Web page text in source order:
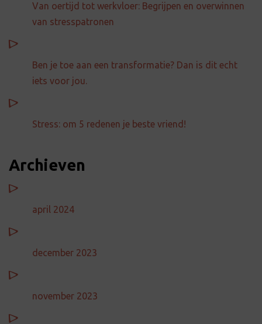
Van oertijd tot werkvloer: Begrijpen en overwinnen
van stresspatronen
Ben je toe aan een transformatie? Dan is dit echt
iets voor jou.
Stress: om 5 redenen je beste vriend!
Archieven
april 2024
december 2023
november 2023